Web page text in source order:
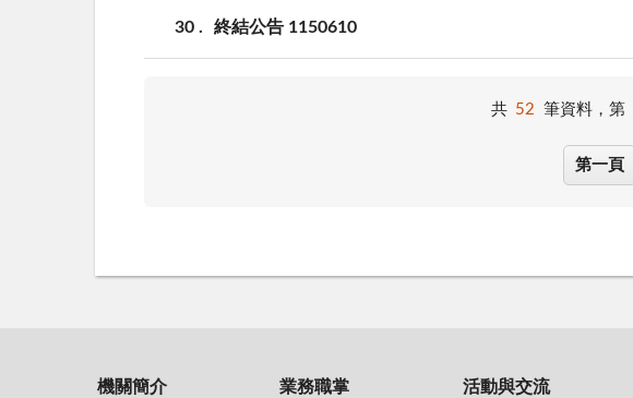
30 終結公告 1150610
共 52 筆資料，第
第一頁
機關簡介 業務職掌 活動與交流